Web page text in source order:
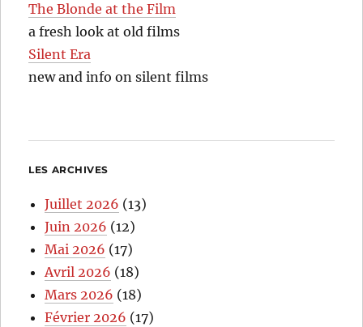
The Blonde at the Film
a fresh look at old films
Silent Era
new and info on silent films
LES ARCHIVES
Juillet 2026 (13)
Juin 2026 (12)
Mai 2026 (17)
Avril 2026 (18)
Mars 2026 (18)
Février 2026 (17)